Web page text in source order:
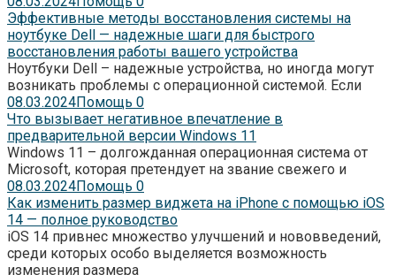
Эффективные методы восстановления системы на
ноутбуке Dell — надежные шаги для быстрого
восстановления работы вашего устройства
Ноутбуки Dell – надежные устройства, но иногда могут
возникать проблемы с операционной системой. Если
08.03.2024Помощь 0
Что вызывает негативное впечатление в
предварительной версии Windows 11
Windows 11 – долгожданная операционная система от
Microsoft, которая претендует на звание свежего и
08.03.2024Помощь 0
Как изменить размер виджета на iPhone с помощью iOS
14 — полное руководство
iOS 14 привнес множество улучшений и нововведений,
среди которых особо выделяется возможность
изменения размера